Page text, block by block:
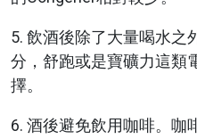
5. 飲酒後除了大量喝水之
分，舒跑或是寶礦力這類
擇。
6. 酒後避免飲用咖啡。咖